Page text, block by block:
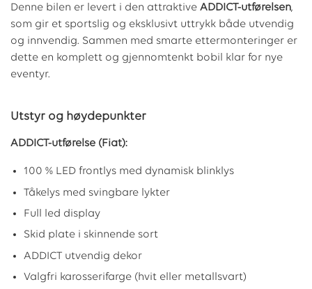
Denne bilen er levert i den attraktive ADDICT-utførelsen,
som gir et sportslig og eksklusivt uttrykk både utvendig
og innvendig. Sammen med smarte ettermonteringer er
dette en komplett og gjennomtenkt bobil klar for nye
eventyr.
Utstyr og høydepunkter
ADDICT-utførelse (Fiat):
100 % LED frontlys med dynamisk blinklys
Tåkelys med svingbare lykter
Full led display
Skid plate i skinnende sort
ADDICT utvendig dekor
Valgfri karosserifarge (hvit eller metallsvart)